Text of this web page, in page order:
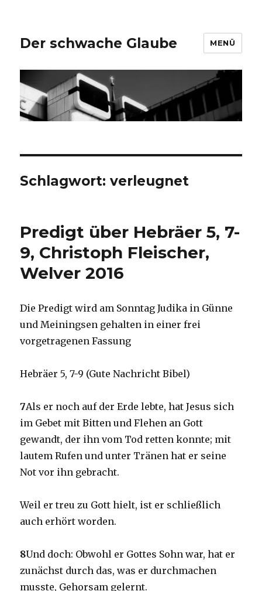
Der schwache Glaube MENÜ
Schlagwort:verleugnet
Predigt über Hebräer 5, 7-
9, Christoph Fleischer,
Welver 2016
Die Predigt wird am Sonntag Judika in Günne
und Meiningsen gehalten in einer frei
vorgetragenen Fassung
Hebräer 5, 7-9 (Gute Nachricht Bibel)
7Als er noch auf der Erde lebte, hat Jesus sich
im Gebet mit Bitten und Flehen an Gott
gewandt, der ihn vom Tod retten konnte; mit
lautem Rufen und unter Tränen hat er seine
Not vor ihn gebracht.
Weil er treu zu Gott hielt, ist er schließlich
auch erhört worden.
8Und doch: Obwohl er Gottes Sohn war, hat er
zunächst durch das, was er durchmachen
musste, Gehorsam gelernt.